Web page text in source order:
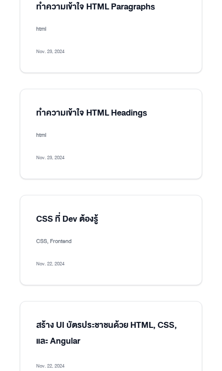
ทำความเข้าใจ HTML Paragraphs
html
Nov. 23, 2024
ทำความเข้าใจ HTML Headings
html
Nov. 23, 2024
CSS ที่ Dev ต้องรู้
CSS, Frontend
Nov. 22, 2024
สร้าง UI บัตรประชาชนด้วย HTML, CSS,
และ Angular
Nov. 22, 2024